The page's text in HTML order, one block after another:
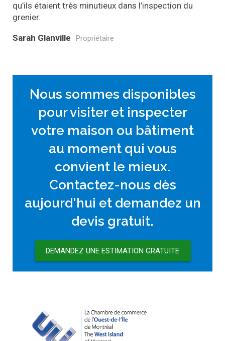
qu’ils étaient très minutieux dans l’inspection du
grenier.
Sarah Glanville Propriétaire
Nous sommes disponibles
pour visiter et inspecter
votre maison ou bâtiment
au moment qui vous
convient le mieux.
Contactez-nous dès
aujourd'hui et demandez un
devis gratuit.
DEMANDEZ UNE ESTIMATION GRATUITE